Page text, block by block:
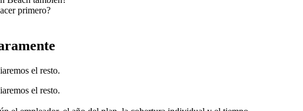
primero?
el resto.
el resto.